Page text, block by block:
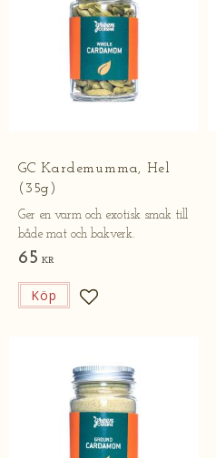
GC Kardemumma, Hel
(35g)
Ger en varm och exotisk smak till
både mat och bakverk.
65 KR
Lägg till i favoriter
Köp